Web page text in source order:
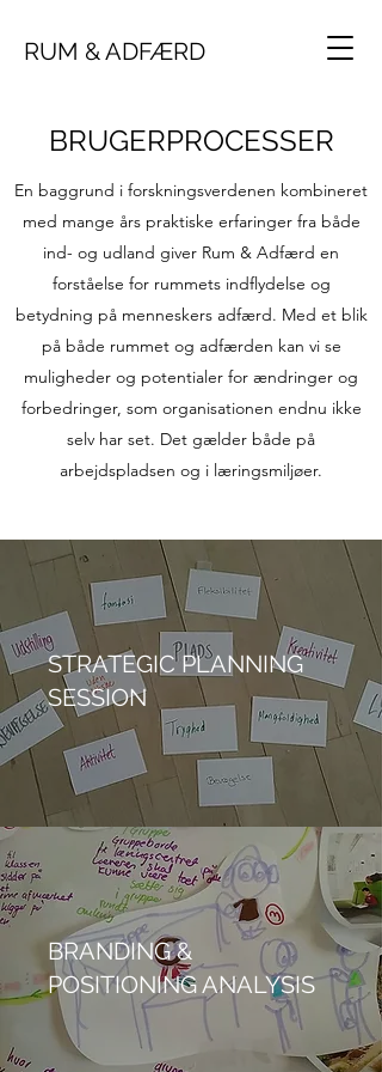
RUM & ADFÆRD
BRUGERPROCESSER
En baggrund i forskningsverdenen kombineret
med mange års praktiske erfaringer fra både
ind- og udland giver Rum & Adfærd en
forståelse for rummets indflydelse og
betydning på menneskers adfærd. Med et blik
på både rummet og adfærden kan vi se
muligheder og potentialer for ændringer og
forbedringer, som organisationen endnu ikke
selv har set. Det gælder både på
arbejdspladsen og i læringsmiljøer.
STRATEGIC PLANNING
SESSION
BRANDING &
POSITIONING ANALYSIS